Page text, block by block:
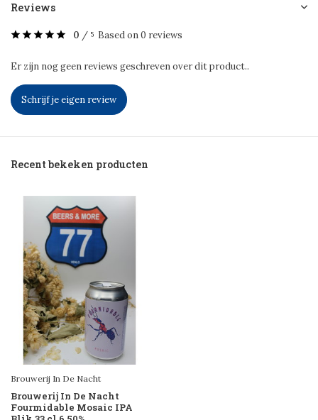
Reviews
0 / 5 Based on 0 reviews
Er zijn nog geen reviews geschreven over dit product..
Schrijf je eigen review
Recent bekeken producten
Brouwerij In De Nacht
Brouwerij In De Nacht
Fourmidable Mosaic IPA